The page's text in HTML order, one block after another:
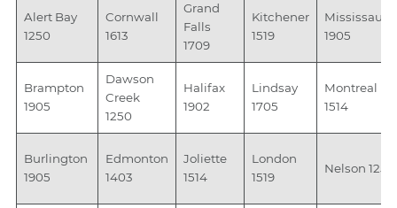
Alert Bay
1250
Cornwall
1613
Grand
Falls
1709
Kitchener
1519
Mississauga
1905
Brampton
1905
Dawson
Creek
1250
Halifax
1902
Lindsay
1705
Montreal
1514
Burlington
1905
Edmonton
1403
Joliette
1514
London
1519
Nelson 1250